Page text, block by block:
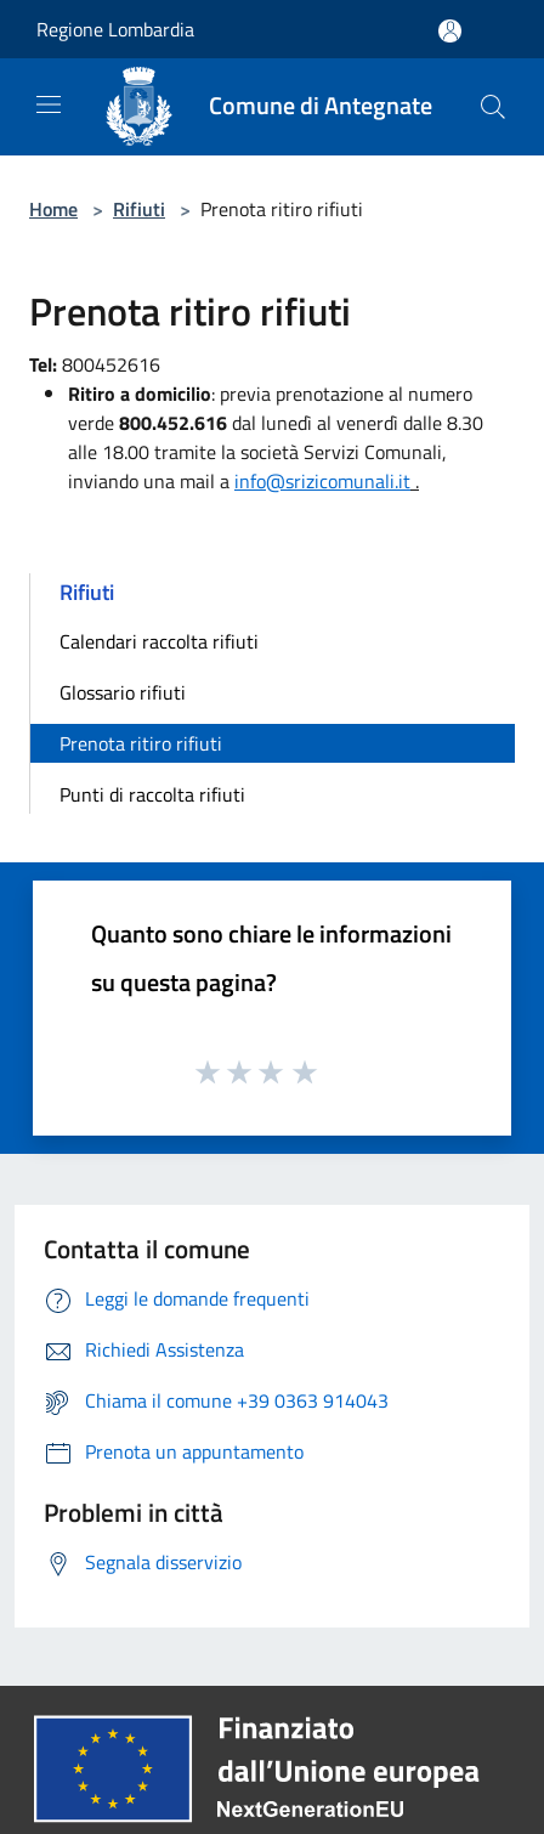
Regione Lombardia
Comune di Antegnate
Home > Rifiuti > Prenota ritiro rifiuti
Prenota ritiro rifiuti
Tel:800452616
Ritiro a domicilio: previa prenotazione al numero
verde800.452.616dal lunedì al venerdì dalle 8.30
alle 18.00 tramite la società Servizi Comunali,
inviando una mail a info@srizicomunali.it .
Rifiuti
Calendari raccolta rifiuti
Glossario rifiuti
Prenota ritiro rifiuti
Punti di raccolta rifiuti
Quanto sono chiare le informazioni
su questa pagina?
Contatta il comune
Leggi le domande frequenti
Richiedi Assistenza
Chiama il comune +39 0363 914043
Prenota un appuntamento
Problemi in città
Segnala disservizio